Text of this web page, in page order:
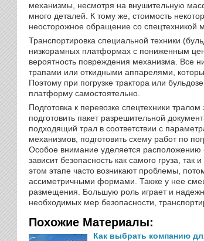
механизмы, несмотря на внушительную
много деталей. К тому же, стоимость
неосторожное обращение со спецтехникой
Транспортировка специальной техники
низкорамных платформах с пониженным
вероятность повреждения механизма.
трапами или откидными аппарелями,
Поэтому при погрузке трактора или
платформу самостоятельно.
Подготовка к перевозке спецтехники
подготовить пакет разрешительной
подходящий трал в соответствии с
механизмов, подготовить схему работ по
Особое внимание уделяется расположению
зависит безопасность как самого груза,
этом этапе часто возникают проблемы,
ассиметричными формами. Также у нее
размещения. Большую роль играет и
необходимых мер безопасности,
Похожие Материалы:
Как выбрать компанию